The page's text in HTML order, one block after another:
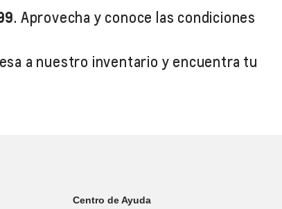
. Aprovecha y conoce las condiciones
a nuestro inventario y encuentra tu